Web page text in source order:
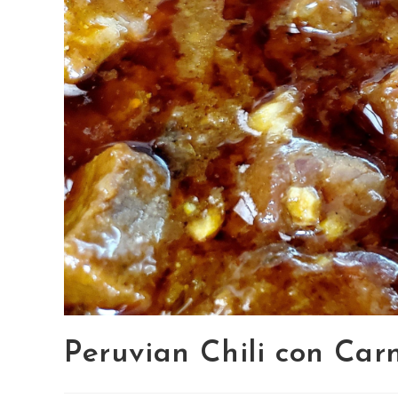
Peruvian Chili con